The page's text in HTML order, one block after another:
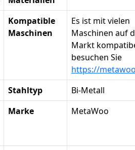
Kompatible
Maschinen
Es ist mit vielen
Maschinen auf
Markt
besuchen Sie
https://
Stahltyp
Bi-Metall
Marke MetaWoo